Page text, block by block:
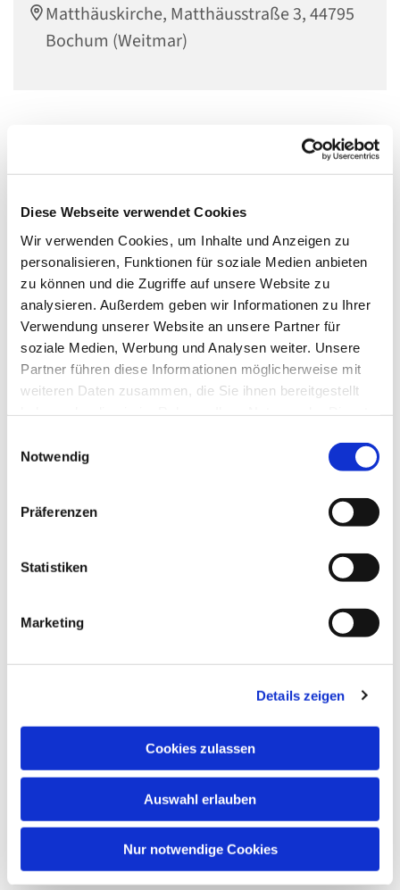
Diese Webseite verwendet Cookies
Wir verwenden Cookies, um Inhalte und Anzeigen zu
personalisieren, Funktionen für soziale Medien anbieten
zu können und die Zugriffe auf unsere Website zu
analysieren. Außerdem geben wir Informationen zu Ihrer
Verwendung unserer Website an unsere Partner für
soziale Medien, Werbung und Analysen weiter. Unsere
Partner führen diese Informationen möglicherweise mit
weiteren Daten zusammen, die Sie ihnen bereitgestellt
Notwendig
Präferenzen
Statistiken
Marketing
Details zeigen
Cookies zulassen
Auswahl erlauben
Nur notwendige Cookies
Matthäuskirche, Matthäusstraße 3, 44795
Bochum (Weitmar)
Dies könnte Sie auch interessieren